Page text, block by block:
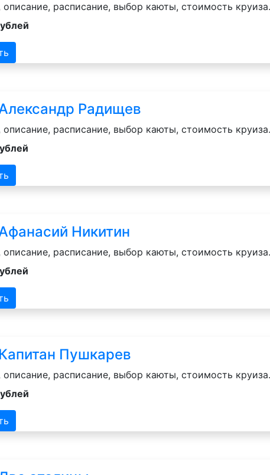
расписание, выбор каюты, стоимость круиза.
Радищев
расписание, выбор каюты, стоимость круиза.
Никитин
расписание, выбор каюты, стоимость круиза.
Пушкарев
расписание, выбор каюты, стоимость круиза.